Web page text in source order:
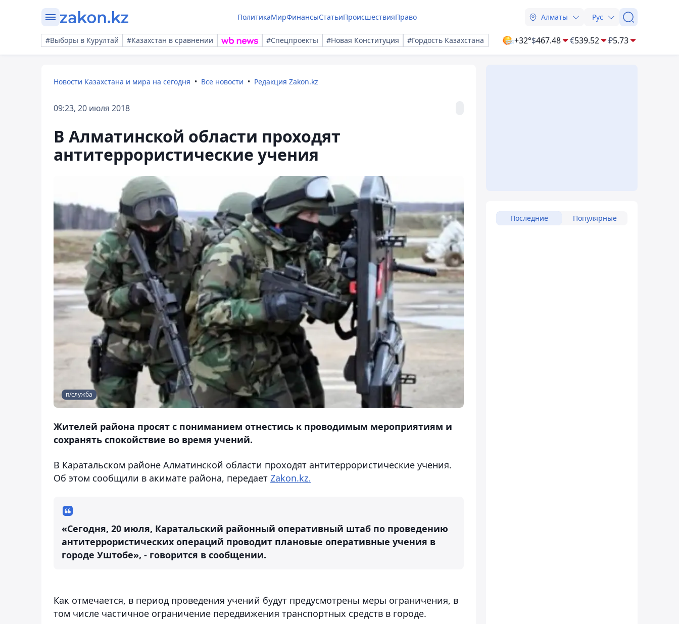
ПолитикаМирФинансыСтатьиПроисшествияПраво Алматы Рус
#Выборы в Курултай #Казахстан в сравнении #Спецпроекты #Новая Конституция #Гордость Казахстана +32°$467.48 €539.52 ₽5.73
Новости Казахстана и мира на сегодня Все новости Редакция Zakon.kz
09:23, 20 июля 2018
В Алматинской области проходят
антитеррористические учения
п/служба
Жителей района просят с пониманием отнестись к проводимым мероприятиям и
сохранять спокойствие во время учений.
В Каратальском районе Алматинской области проходят антитеррористические учения.
Об этом сообщили в акимате района, передает Zakon.kz.
«Сегодня, 20 июля, Каратальский районный оперативный штаб по проведению
антитеррористических операций проводит плановые оперативные учения в
городе Уштобе», - говорится в сообщении.
Как отмечается, в период проведения учений будут предусмотрены меры ограничения, в
том числе частичное ограничение передвижения транспортных средств в городе.
Последние Популярные